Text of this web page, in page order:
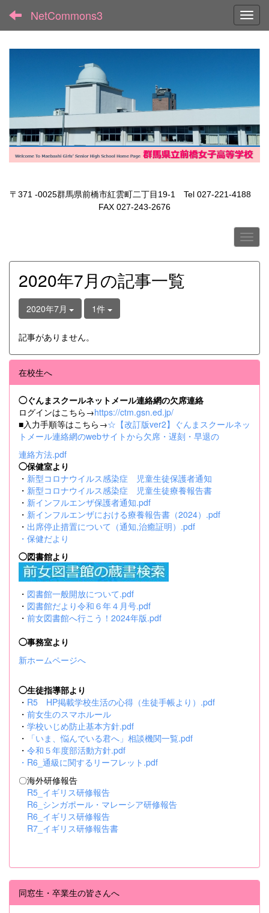
NetCommons3
〒371 -0025群馬県前橋市紅雲町二丁目19-1 Tel 027-221-4188
FAX 027-243-2676
2020年7月の記事一覧
2020年7月 1件
記事がありません。
在校生へ
◯ぐんまスクールネットメール連絡網の欠席連絡
ログインはこちら→https://ctm.gsn.ed.jp/
■入力手順等はこちら→☆【改訂版ver2】ぐんまスクールネッ
トメール連絡網のwebサイトから欠席・遅刻・早退の
連絡方法.pdf
◯保健室より
・ 新型コロナウイルス感染症 児童生徒保護者通知
・ 新型コロナウイルス感染症 児童生徒療養報告書
・ 新インフルエンザ保護者通知.pdf
・ 新インフルエンザにおける療養報告書（2024）.pdf
・ 出席停止措置について（通知,治癒証明）.pdf
・ 保健だより
◯図書館より
・ 図書館一般開放について.pdf
・ 図書館だより令和６年４月号.pdf
・ 前女図書館へ行こう！2024年版.pdf
◯事務室より
新ホームページへ
◯生徒指導部より
・ R5 HP掲載学校生活の心得（生徒手帳より）.pdf
・ 前女生のスマホルール
・ 学校いじめ防止基本方針.pdf
・
「いま、悩んでいる君へ」相談機関一覧.pdf
・ 令和５年度部活動方針.pdf
・ R6_通級に関するリーフレット.pdf
〇海外研修報告
R5_イギリス研修報告
R6_シンガポール・マレーシア研修報告
R6_イギリス研修報告
R7_イギリス研修報告書
同窓生・卒業生の皆さんへ